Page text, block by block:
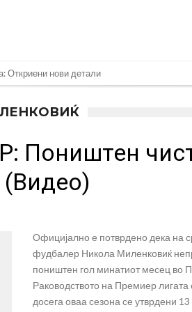
за напад во ноќен клуб – ќе оди на суд!
Родри ќе стане новиот фудбалер на
Барселона?
сè досега го поддржал?
разнесам Меси со четири бомби“
евра, но не го затвора паричникот –
да ја отвори касата, дали има
од планетата најдобро покажува кој е и
Поништен
Официјално е потврдено дека на
фудбалер Никола Миленковиќ
поништен гол минатиот месец во
Раководството на Премиер лигата
досега оваа сезона се утврдени